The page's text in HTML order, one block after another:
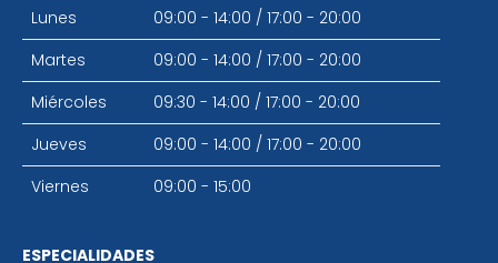
Lunes
09:00 - 14:00 / 17:00 - 20:00
Martes
09:00 - 14:00 / 17:00 - 20:00
Miércoles
09:30 - 14:00 / 17:00 - 20:00
Jueves
09:00 - 14:00 / 17:00 - 20:00
Viernes
09:00 - 15:00
ESPECIALIDADES